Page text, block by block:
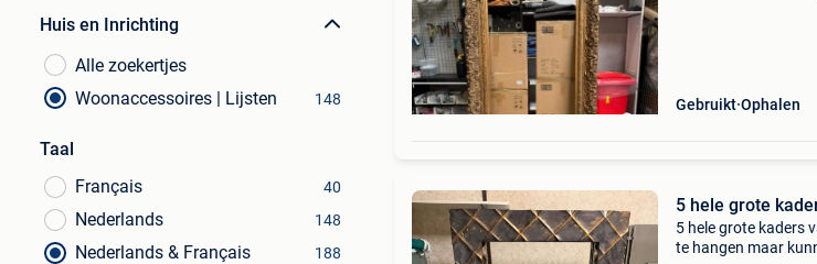
Huis en Inrichting
Alle zoekertjes
Woonaccessoires | Lijsten
148
Taal
Français
40
Nederlands 148
Nederlands & Français 188
Gebruikt Ophalen
5 hele grote
5 hele grote kaders
te hangen maar